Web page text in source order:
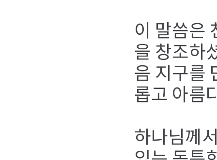
이 말씀은
을 창조하
음 지구를
롭고 아름
하나님께